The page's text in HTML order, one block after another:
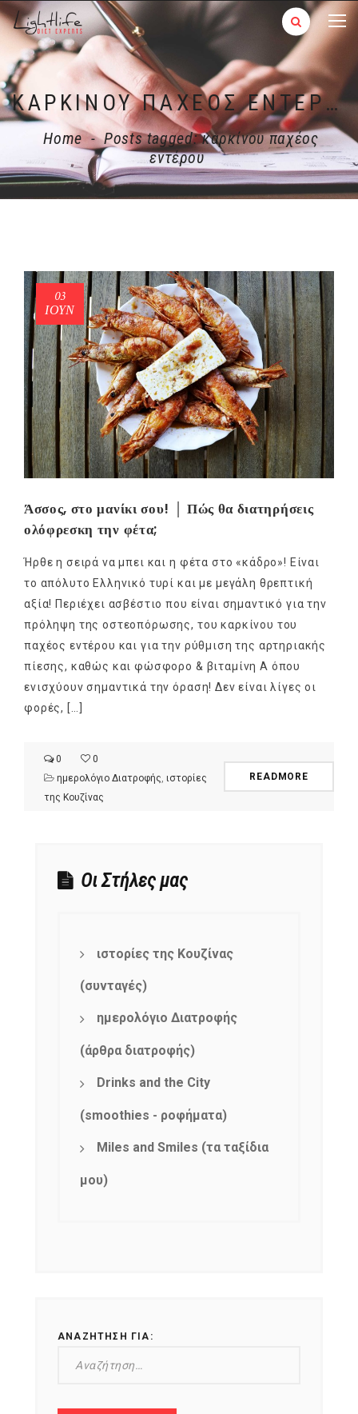
ΚΑΡΚΊΝΟΥ ΠΑΧΈΟΣ ΕΝΤΈΡΟΥ
Home - Posts tagged: καρκίνου παχέος
εντέρου
03
ΙΟΎΝ
Άσσος, στο μανίκι σου! │ Πώς θα διατηρήσεις
ολόφρεσκη την φέτα;
Ήρθε η σειρά να μπει και η φέτα στο «κάδρο»! Είναι
το απόλυτο Ελληνικό τυρί και με μεγάλη θρεπτική
αξία! Περιέχει ασβέστιο που είναι σημαντικό για την
πρόληψη της οστεοπόρωσης, του καρκίνου του
παχέος εντέρου και για την ρύθμιση της αρτηριακής
πίεσης, καθώς και φώσφορο & βιταμίνη Α όπου
ενισχύουν σημαντικά την όραση! Δεν είναι λίγες οι
φορές, […]
0
0
ημερολόγιο Διατροφής ιστορίες
της Κουζίνας
READMORE
Οι Στήλες μας
ιστορίες της Κουζίνας
(συνταγές)
ημερολόγιο Διατροφής
(άρθρα διατροφής)
Drinks and the City
(smoothies - ροφήματα)
Miles and Smiles (τα ταξίδια
μου)
ΑΝΑΖΉΤΗΣΗ ΓΙΑ: